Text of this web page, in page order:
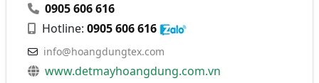
0905 606 616
Hotline:0905 606 616
info@hoangdungtex.com
www.detmayhoangdung.com.vn